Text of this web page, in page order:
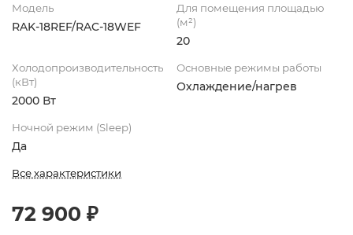
Модель
RAK-18REF/RAC-18WEF
Для помещения площадью
(м²)
20
Холодопроизводительность
(кВт)
2000 Вт
Основные режимы работы
Охлаждение/нагрев
Ночной режим (Sleep)
Да
Все характеристики
72 900 ₽